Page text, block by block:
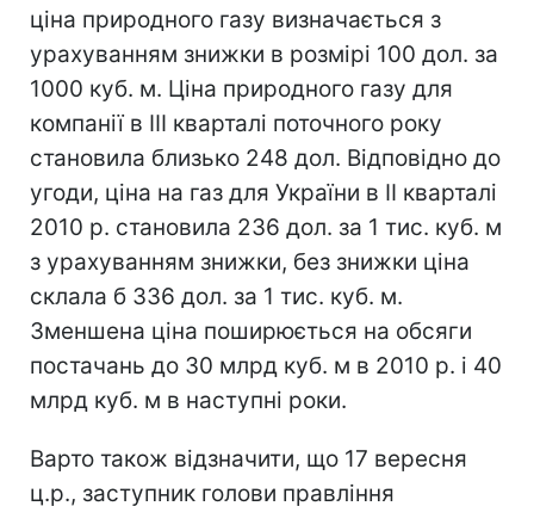
ціна природного газу визначається з
урахуванням знижки в розмірі 100 дол. за
1000 куб. м. Ціна природного газу для
компанії в III кварталі поточного року
становила близько 248 дол. Відповідно до
угоди, ціна на газ для України в II кварталі
2010 р. становила 236 дол. за 1 тис. куб. м
з урахуванням знижки, без знижки ціна
склала б 336 дол. за 1 тис. куб. м.
Зменшена ціна поширюється на обсяги
постачань до 30 млрд куб. м в 2010 р. і 40
млрд куб. м в наступні роки.
Варто також відзначити, що 17 вересня
ц.р., заступник голови правління